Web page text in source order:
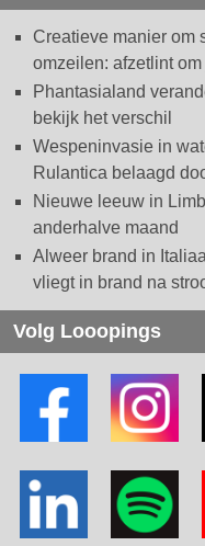
Creatieve manier om
omzeilen: afzetlint
Phantasialand
bekijk het verschil
Wespeninvasie in
Rulantica belaagd
Nieuwe leeuw in
anderhalve maand
Alweer brand in
vliegt in brand na
Volg Looopings